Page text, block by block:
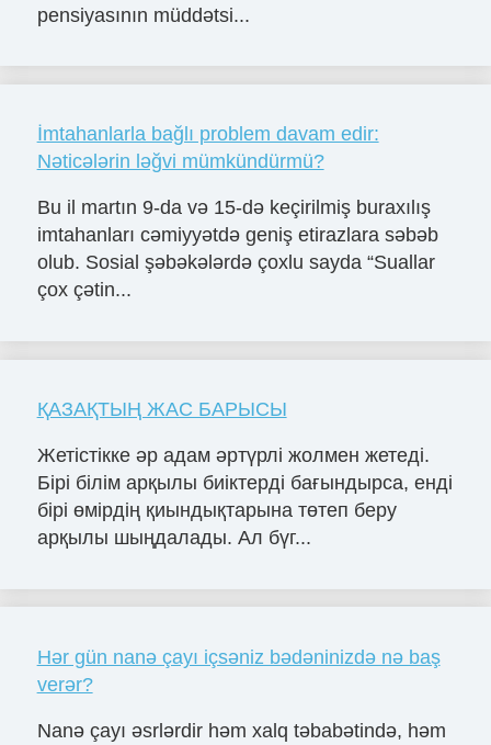
pensiyasının müddətsi...
İmtahanlarla bağlı problem davam edir:
Nəticələrin ləğvi mümkündürmü?
Bu il martın 9-da və 15-də keçirilmiş buraxılış
imtahanları cəmiyyətdə geniş etirazlara səbəb
olub. Sosial şəbəkələrdə çoxlu sayda “Suallar
çox çətin...
ҚАЗАҚТЫҢ ЖАС БАРЫСЫ
Жетістікке әр адам әртүрлі жолмен жетеді.
Бірі білім арқылы биіктерді бағындырса, енді
бірі өмірдің қиындықтарына төтеп беру
арқылы шыңдалады. Ал бүг...
Hər gün nanə çayı içsəniz bədəninizdə nə baş
verər?
Nanə çayı əsrlərdir həm xalq təbabətində, həm